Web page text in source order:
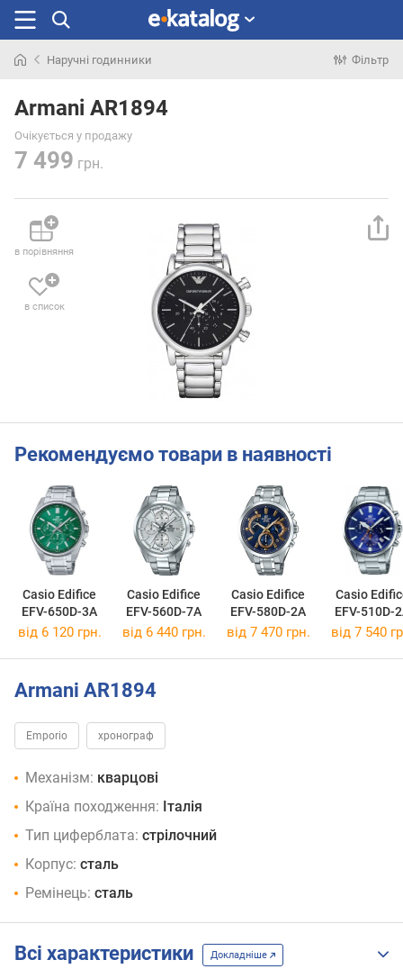
раніше
Наручні годинники Фільтр
Armani AR1894
Очікується у продажу
7 499 грн.
в порівняння
в список
Рекомендуємо товари в наявності
Casio Edifice
EFV-650D-3A
Casio Edifice
EFV-560D-7A
Casio Edifice
EFV-580D-2A
Casio
EFV-510D-
від 6 120 грн. від 6 440 грн. від 7 470 грн. від 7 540
Armani AR1894
Emporio хронограф
Механізм: кварцові
Країна походження: Італія
Тип циферблата: стрілочний
Корпус: сталь
Ремінець: сталь
Всі характеристики Докладніше